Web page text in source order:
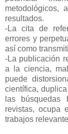
metodológicos,
resultados.
-La cita de
errores y
así como
-La publicación
a la ciencia,
puede
científica,
las
revistas, ocupa
trabajos